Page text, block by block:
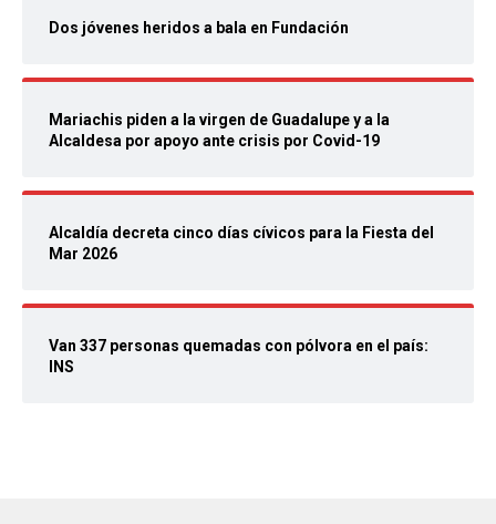
Dos jóvenes heridos a bala en Fundación
Mariachis piden a la virgen de Guadalupe y a la
Alcaldesa por apoyo ante crisis por Covid-19
Alcaldía decreta cinco días cívicos para la Fiesta del
Mar 2026
Van 337 personas quemadas con pólvora en el país:
INS